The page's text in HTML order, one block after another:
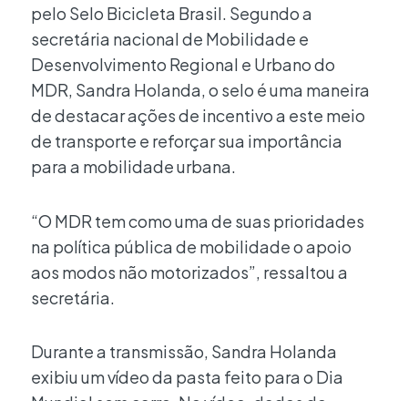
pelo Selo Bicicleta Brasil. Segundo a
secretária nacional de Mobilidade e
Desenvolvimento Regional e Urbano do
MDR, Sandra Holanda, o selo é uma maneira
de destacar ações de incentivo a este meio
de transporte e reforçar sua importância
para a mobilidade urbana.
“O MDR tem como uma de suas prioridades
na política pública de mobilidade o apoio
aos modos não motorizados”, ressaltou a
secretária.
Durante a transmissão, Sandra Holanda
exibiu um vídeo da pasta feito para o Dia